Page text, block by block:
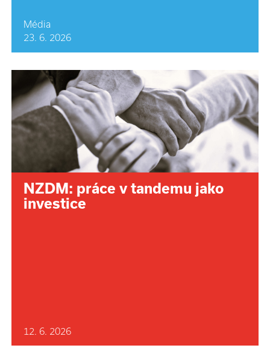
Média
23. 6. 2026
NZDM: práce v tandemu jako
investice
12. 6. 2026